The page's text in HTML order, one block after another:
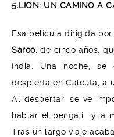
5.LION: UN CAMINO A
Esa película dirigida por
Saroo,de cinco años,
India. Una noche,
despierta en Calcuta, a
Al despertar, se ve
hablar el bengalí y a
Tras un largo viaje